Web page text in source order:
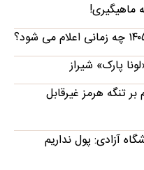
ماهیگیری!
پارک» شیراز
تنگه هرمز غیرقابل
آزادی: پول نداریم